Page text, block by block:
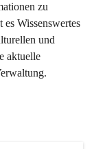
zu
Wissenswertes
und
aktuelle